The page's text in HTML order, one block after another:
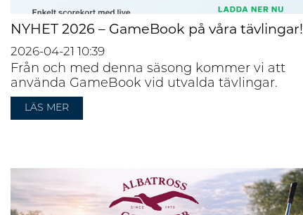
NYHET 2026 – GameBook på våra tävlingar!
2026-04-21 10:39
Från och med denna säsong kommer vi att
använda GameBook vid utvalda tävlingar.
LÄS MER